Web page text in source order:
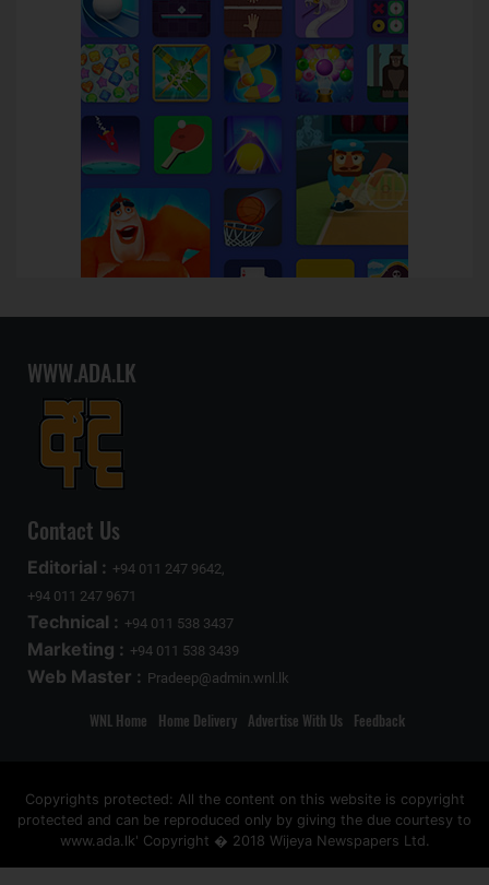
WWW.ADA.LK
Contact Us
Editorial : +94 011 247 9642,
+94 011 247 9671
Technical : +94 011 538 3437
Marketing : +94 011 538 3439
Web Master : Pradeep@admin.wnl.lk
WNL Home Home Delivery Advertise With Us Feedback
Copyrights protected: All the content on this website is copyright
protected and can be reproduced only by giving the due courtesy to
www.ada.lk' Copyright � 2018 Wijeya Newspapers Ltd.